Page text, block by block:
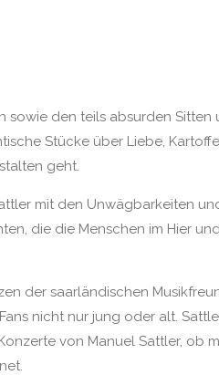
den teils absurden
Stücke über Liebe,
geht.
mit den Unwägbarkeiten
die die Menschen im Hier
der saarländischen
nicht nur jung oder alt.
von Manuel Sattler, ob